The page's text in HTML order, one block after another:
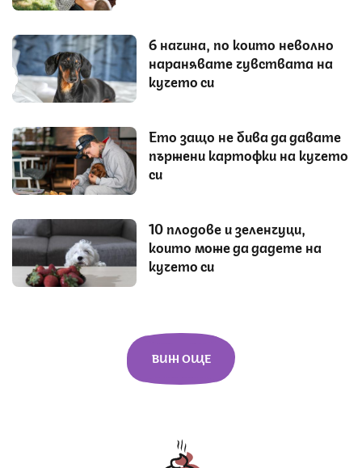
6 начина, по които неволно
наранявате чувствата на
кучето си
Ето защо не бива да давате
пържени картофки на кучето
си
10 плодове и зеленчуци,
които може да дадете на
кучето си
ВИЖ ОЩЕ